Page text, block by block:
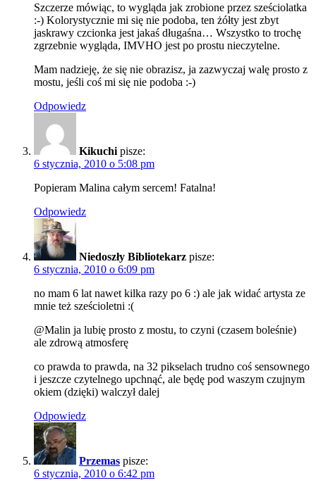
Szczerze mówiąc, to wygląda jak zrobione przez sześciolatka
:-) Kolorystycznie mi się nie podoba, ten żółty jest zbyt
jaskrawy czcionka jest jakaś długaśna… Wszystko to trochę
zgrzebnie wygląda, IMVHO jest po prostu nieczytelne.
Mam nadzieję, że się nie obrazisz, ja zazwyczaj walę prosto z
mostu, jeśli coś mi się nie podoba :-)
Odpowiedz
Kikuchi pisze:
6 stycznia, 2010 o 5:08 pm
Popieram Malina całym sercem! Fatalna!
Odpowiedz
Niedoszły Bibliotekarz pisze:
6 stycznia, 2010 o 6:09 pm
no mam 6 lat nawet kilka razy po 6 :) ale jak widać artysta ze
mnie też sześcioletni :(
@Malin ja lubię prosto z mostu, to czyni (czasem boleśnie)
ale zdrową atmosferę
co prawda to prawda, na 32 pikselach trudno coś sensownego
i jeszcze czytelnego upchnąć, ale będę pod waszym czujnym
okiem (dzięki) walczył dalej
Odpowiedz
Przemas pisze:
6 stycznia, 2010 o 6:42 pm